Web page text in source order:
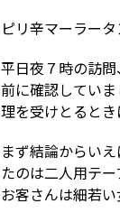
ピリ辛マーラー
平日夜７時の訪
前に確認してい
理を受けとるとき
まず結論からい
たのは二人用テ
お客さんは細若い